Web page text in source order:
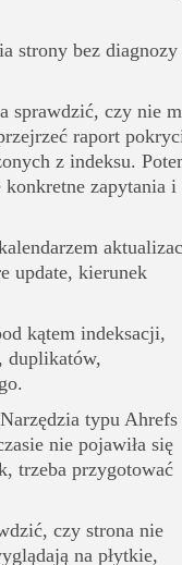
strony bez diagnozy
sprawdzić, czy nie
raport
z indeksu.
zapytania i
update, kierunek
kątem indeksacji,
duplikatów,
typu Ahrefs
nie pojawiła się
trzeba przygotować
czy strona nie
na płytkie,